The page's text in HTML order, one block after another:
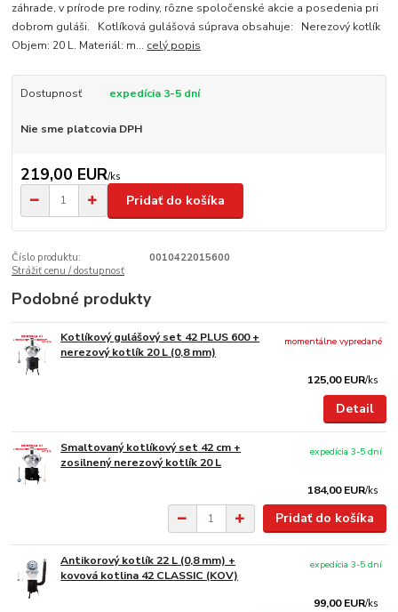
záhrade, v prírode pre rodiny, rôzne spoločenské akcie a posedenia pri
dobrom guláši. Kotlíková gulášová súprava obsahuje: Nerezový kotlík
Objem: 20 L. Materiál: m... celý popis
Dostupnosť expedícia 3-5 dní
Nie sme platcovia DPH
219,00 EUR/ks
Pridať do košíka
Číslo produktu:
0010422015600
Strážiť cenu / dostupnosť
Podobné produkty
Kotlíkový gulášový set 42 PLUS 600 +
nerezový kotlík 20 L (0,8 mm)
125,00 EUR/ks
momentálne vypredané
Detail
Smaltovaný kotlíkový set 42 cm +
zosilnený nerezový kotlík 20 L
184,00 EUR/ks
expedícia 3-5 dní
Pridať do košíka
Antikorový kotlík 22 L (0,8 mm) +
kovová kotlina 42 CLASSIC (KOV)
99,00 EUR/ks
expedícia 3-5 dní